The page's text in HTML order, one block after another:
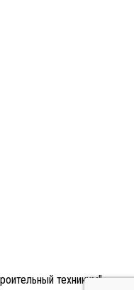
техникум"